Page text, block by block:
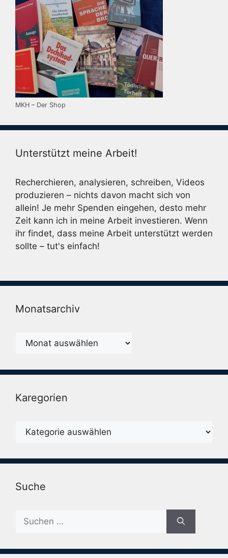
MKH – Der Shop
Unterstützt meine Arbeit!
Recherchieren, analysieren, schreiben, Videos
produzieren – nichts davon macht sich von
allein! Je mehr Spenden eingehen, desto mehr
Zeit kann ich in meine Arbeit investieren. Wenn
ihr findet, dass meine Arbeit unterstützt werden
sollte – tut's einfach!
Monatsarchiv
Monatsarchiv
Karegorien
Karegorien
Suche
Suche
nach: